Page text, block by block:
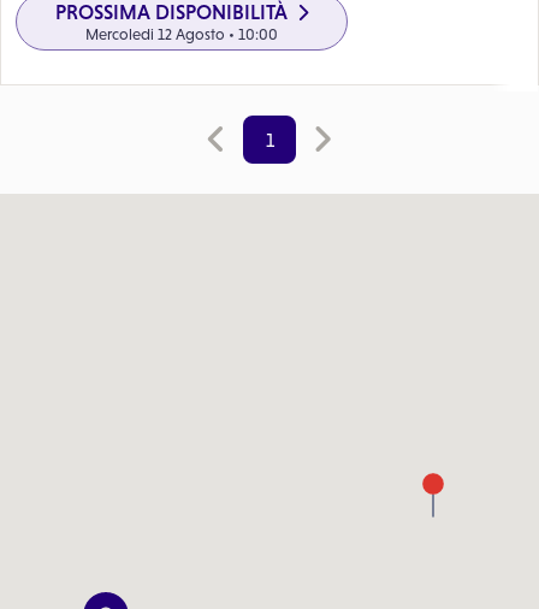
PROSSIMA DISPONIBILITÀ
Mercoledi 12 Agosto • 10:00
1